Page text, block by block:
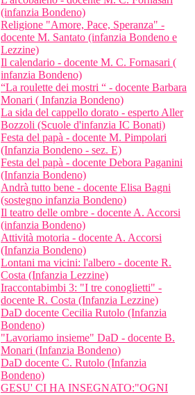
(infanzia Bondeno)
Religione "Amore, Pace, Speranza" -
docente M. Santato (infanzia Bondeno e
Lezzine)
Il calendario - docente M. C. Fornasari (
infanzia Bondeno)
“La roulette dei mostri “ - docente Barbara
Monari ( Infanzia Bondeno)
La sida del cappello dorato - esperto Aller
Bozzoli (Scuole d'infanzia IC Bonati)
Festa del papà - docente M. Pimpolari
(Infanzia Bondeno - sez. E)
Festa del papà - docente Debora Paganini
(Infanzia Bondeno)
Andrà tutto bene - docente Elisa Bagni
(sostegno infanzia Bondeno)
Il teatro delle ombre - docente A. Accorsi
(infanzia Bondeno)
Attività motoria - docente A. Accorsi
(Infanzia Bondeno)
Lontani ma vicini: l'albero - docente R.
Costa (Infanzia Lezzine)
Iraccontabimbi 3: "I tre conoglietti" -
docente R. Costa (Infanzia Lezzine)
DaD docente Cecilia Rutolo (Infanzia
Bondeno)
"Lavoriamo insieme" DaD - docente B.
Monari (Infanzia Bondeno)
DaD docente C. Rutolo (Infanzia
Bondeno)
GESU' CI HA INSEGNATO:"OGNI